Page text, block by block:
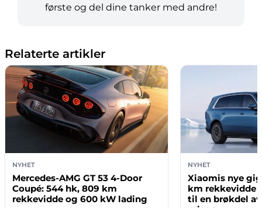
første og del dine tanker med andre!
Relaterte artikler
NYHET
Mercedes-AMG GT 53 4-Door
Coupé: 544 hk, 809 km
rekkevidde og 600 kW lading
NYHET
Xiaomis nye
km rekkevidde
til en brøkdel